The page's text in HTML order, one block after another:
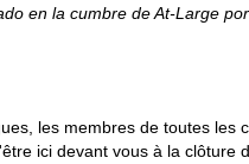
en la cumbre de At-Large
les membres de toutes les
ici devant vous à la clôture